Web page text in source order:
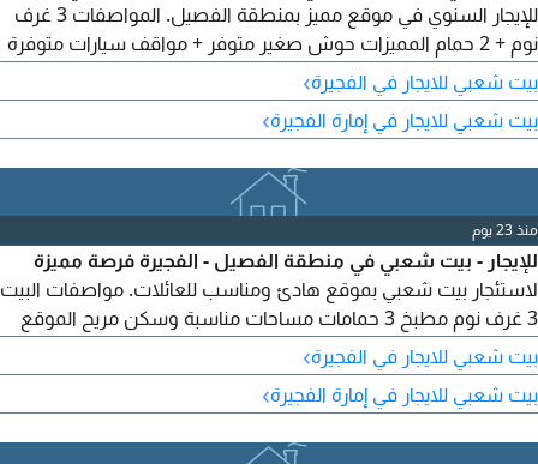
للإيجار السنوي في موقع مميز بمنطقة الفصيل. المواصفات 3 غرف
نوم + 2 حمام المميزات حوش صغير متوفر + مواقف سيارات متوفرة
(شيكات)
بيت شعبي للايجار في الفجيرة›
بيت شعبي للايجار في إمارة الفجيرة›
منذ 23 يوم
للإيجار - بيت شعبي في منطقة الفصيل - الفجيرة فرصة مميزة
لاستئجار بيت شعبي بموقع هادئ ومناسب للعائلات. مواصفات البيت
3 غرف نوم مطبخ 3 حمامات مساحات مناسبة وسكن مريح الموقع
الفصيل - الفجيرة الإيجار السنوي 36000 درهم
بيت شعبي للايجار في الفجيرة›
بيت شعبي للايجار في إمارة الفجيرة›